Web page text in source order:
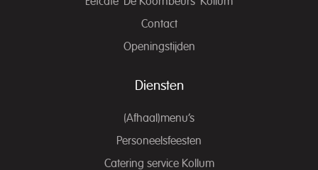
Contact
Openingstijden
Diensten
(Afhaal)menu’s
Personeelsfeesten
Catering service Kollum